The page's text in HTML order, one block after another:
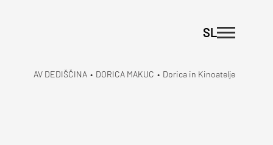
SL
AV DEDIŠČINA • DORICA MAKUC • Dorica in Kinoatelje